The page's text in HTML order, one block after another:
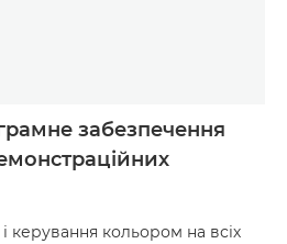
забезпечення
керування кольором на всіх